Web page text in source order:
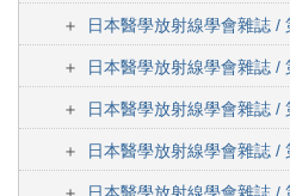
日本醫學放射線學會雜誌 /
日本醫學放射線學會雜誌 /
日本醫學放射線學會雜誌 /
日本醫學放射線學會雜誌 /